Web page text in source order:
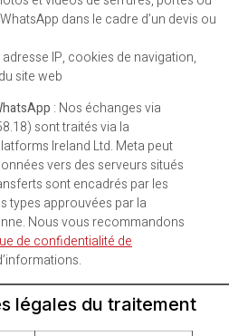
dans le cadre d’un devis ou
adresse IP, cookies de navigation,
site web
: Nos échanges via
sont traités via la
Ireland Ltd. Meta peut
vers des serveurs situés
sont encadrés par les
types approuvées par la
Nous vous recommandons
de confidentialité de
légales du traitement